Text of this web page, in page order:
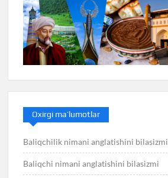
Oxirgi ma’lumotlar
Baliqchilik nimani anglatishini bilasizmi
Baliqchi nimani anglatishini bilasizmi